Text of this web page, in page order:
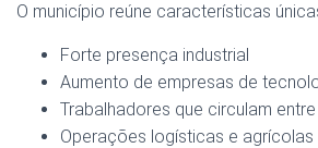
O município reúne características
Forte presença industrial
Aumento de empresas de
Trabalhadores que circulam
Operações logísticas e agrícolas